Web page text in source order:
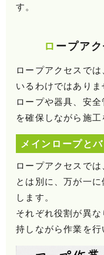
す。
ロープア
ロープアクセスで
いるわけではありま
ロープや器具、安
を確保しながら施工
メインロープと
ロープアクセスで
とは別に、万が一
します。
それぞれ役割が異
持しながら作業を行